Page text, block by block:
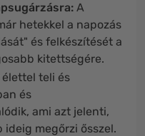
A
hetekkel a napozás
és felkészítését a
kitettségére.
teli és
és
ami azt jelenti,
megőrzi ősszel.